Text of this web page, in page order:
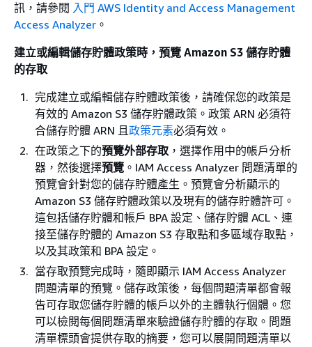
訊，請參閱 入門 AWS Identity and Access Management
Access Analyzer 。
建立或編輯儲存貯體政策時，預覽 Amazon S3 儲存貯體
的存取
完成建立或編輯儲存貯體政策後，請確保您的政策是
有效的 Amazon S3 儲存貯體政策。政策 ARN 必須符
合儲存貯體 ARN 且政策元素必須有效。
在政策之下的預覽外部存取 ，選擇作用中的帳戶分析
器，然後選擇預覽 。IAM Access Analyzer 問題清單的
預覽會針對您的儲存貯體產生。預覽會分析顯示的
Amazon S3 儲存貯體政策以及現有的儲存貯體許可。
這包括儲存貯體和帳戶 BPA 設定、儲存貯體 ACL、連
接至儲存貯體的 Amazon S3 存取點和多區域存取點，
以及其政策和 BPA 設定。
當存取預覽完成時，隨即顯示 IAM Access Analyzer
問題清單的預覽。儲存政策後，每個問題清單都會報
告可存取您儲存貯體的帳戶以外的主體執行個體。您
可以檢閱每個問題清單來驗證儲存貯體的存取。問題
清單標頭會提供存取的摘要，您可以展開問題清單以